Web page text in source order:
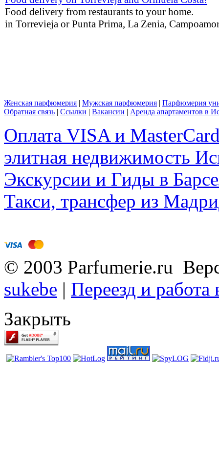
Food delivery from restaurants to your home.
in Torrevieja or Punta Prima, La Zenia,
Женская парфюмерия | Мужская парфюмерия | Парфюмерия
Обратная связь | Ссылки | Вакансии | Аренда апартаментов в
Оплата VISA и
элитная недвижимость
Экскурсии и Гиды в
Такси, трансфер из
© 2003 Parfumerie.ru
sukebe | Переезд и
Закрыть